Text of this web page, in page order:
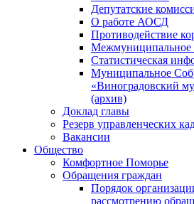
Депутатские
О работе АОСД
Противодействие
Межмуниципальное
Статистическая
Муниципальное
«Виноградовский
(архив)
Доклад главы
Резерв управленческих
Вакансии
Общество
Комфортное Поморье
Обращения граждан
Порядок
рассмотрению